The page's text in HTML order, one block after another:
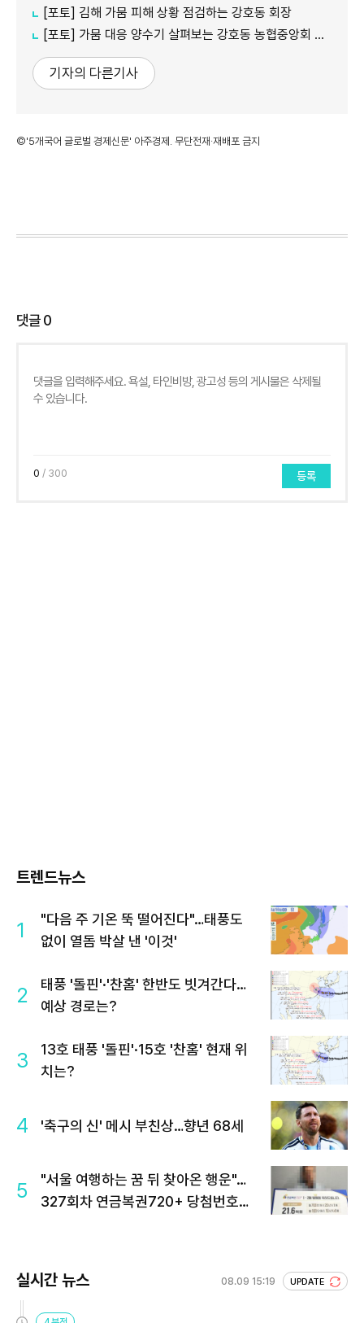
[포토] 김해 가뭄 피해 상황 점검하는 강호동 회장
[포토] 가뭄 대응 양수기 살펴보는 강호동 농협중앙회 회장
기자의 다른기사
©'5개국어 글로벌 경제신문' 아주경제. 무단전재·재배포 금지
댓글0
0 / 300 등록
트렌드뉴스
1
"다음 주 기온 뚝 떨어진다"…태풍도
없이 열돔 박살 낸 '이것'
2
태풍 '돌핀'·'찬홈' 한반도 빗겨간다…
예상 경로는?
3
13호 태풍 '돌핀'·15호 '찬홈' 현재 위
치는?
4 '축구의 신' 메시 부친상…향년 68세
5
"서울 여행하는 꿈 뒤 찾아온 행운"…
327회차 연금복권720+ 당첨번호조
실시간 뉴스 08.09 15:19 UPDATE